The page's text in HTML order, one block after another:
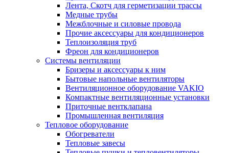
Лента, Скотч для герметизации трассы
Медные трубы
Межблочные и силовые провода
Прочие аксессуары для кондиционеров
Теплоизоляция труб
Фреон для кондиционеров
Системы вентиляции
Бризеры и аксессуары к ним
Бытовые напольные вентиляторы
Вентиляционное оборудование VAKIO
Компактные вентиляционные установки
Приточные вентклапана
Промышленная вентиляция
Тепловое оборудование
Обогреватели
Тепловые завесы